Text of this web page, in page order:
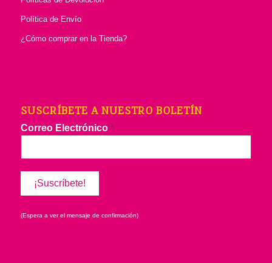
Política de Envío
¿Cómo comprar en la Tienda?
SUSCRÍBETE A NUESTRO BOLETÍN
Correo Electrónico *
(Espera a ver el mensaje de confirmación)